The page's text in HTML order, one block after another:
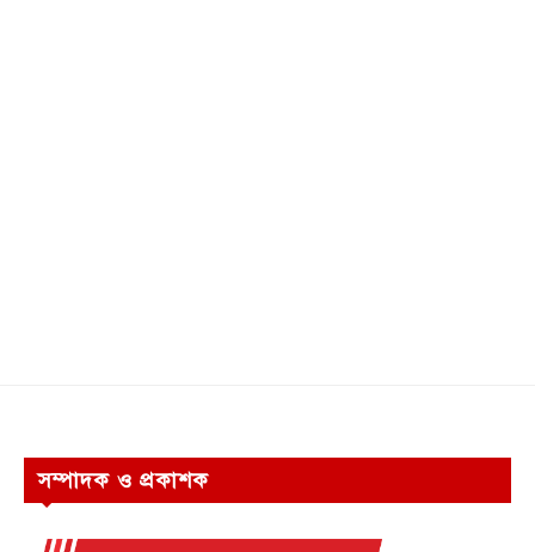
সম্পাদক ও প্রকাশক